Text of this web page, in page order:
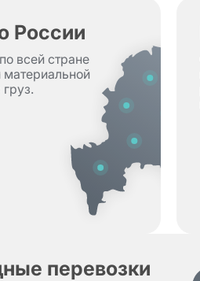
России
всей стране
перевозки